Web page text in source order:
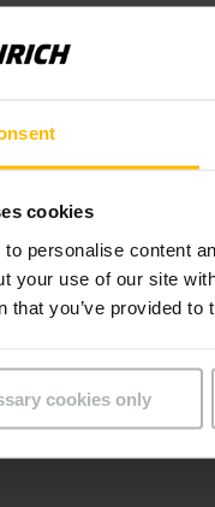
cookies
personalise content
your use of our site
that you’ve provided
cookies only
以起到节省人力成本
车除了可以正常进入
过程中，所有的操作
问题频发的今天，为
人员在操作叉车的过